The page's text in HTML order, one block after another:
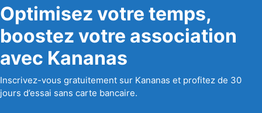
Optimisez votre temps,
boostez votre association
avec Kananas
Inscrivez-vous gratuitement sur Kananas et profitez de 30
jours d’essai sans carte bancaire.